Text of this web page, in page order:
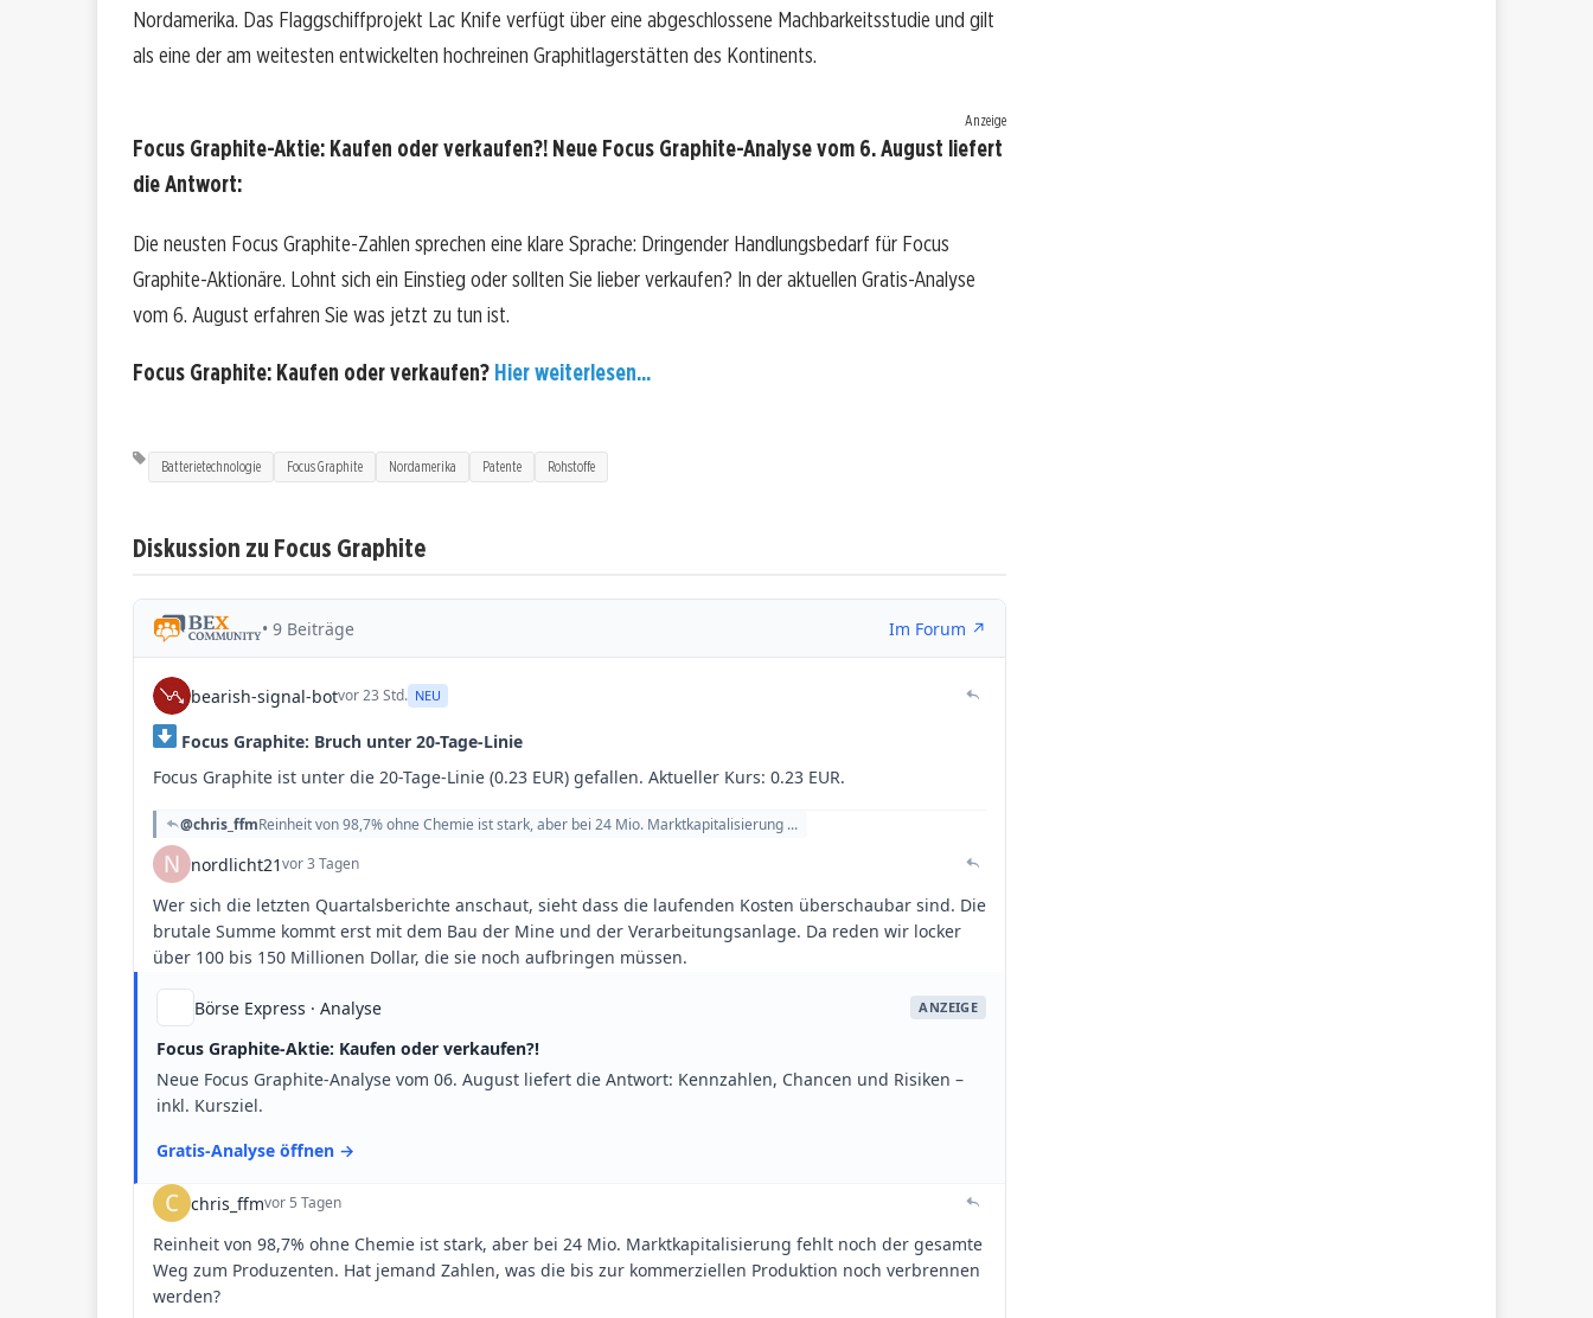
Nordamerika. Das Flaggschiffprojekt Lac Knife verfügt über eine abgeschlossene Machbarkeitsstudie und gilt
als eine der am weitesten entwickelten hochreinen Graphitlagerstätten des Kontinents.
Anzeige
Focus Graphite-Aktie: Kaufen oder verkaufen?! Neue Focus Graphite-Analyse vom 6. August liefert
die Antwort:
Die neusten Focus Graphite-Zahlen sprechen eine klare Sprache: Dringender Handlungsbedarf für Focus
Graphite-Aktionäre. Lohnt sich ein Einstieg oder sollten Sie lieber verkaufen? In der aktuellen Gratis-Analyse
vom 6. August erfahren Sie was jetzt zu tun ist.
Focus Graphite: Kaufen oder verkaufen? Hier weiterlesen...
Batterietechnologie Focus Graphite Nordamerika Patente Rohstoffe
Diskussion zu Focus Graphite